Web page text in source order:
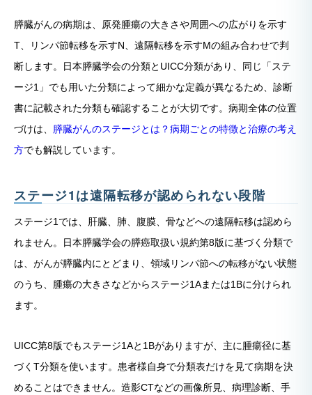
膵臓がんの病期は、原発腫瘍の大きさや周囲への広がりを示す
T、リンパ節転移を示すN、遠隔転移を示すMの組み合わせで判
断します。日本膵臓学会の分類とUICC分類があり、同じ「ステ
ージ1」でも用いた分類によって細かな定義が異なるため、診断
書に記載された分類も確認することが大切です。病期全体の位置
づけは、 膵臓がんのステージとは？病期ごとの特徴と治療の考え
方でも解説しています。
ステージ1は遠隔転移が認められない段階
ステージ1では、肝臓、肺、腹膜、骨などへの遠隔転移は認めら
れません。日本膵臓学会の膵癌取扱い規約第8版に基づく分類で
は、がんが膵臓内にとどまり、領域リンパ節への転移がない状態
のうち、腫瘍の大きさなどからステージ1Aまたは1Bに分けられ
ます。
UICC第8版でもステージ1Aと1Bがありますが、主に腫瘍径に基
づくT分類を使います。患者様自身で分類表だけを見て病期を決
めることはできません。造影CTなどの画像所見、病理診断、手